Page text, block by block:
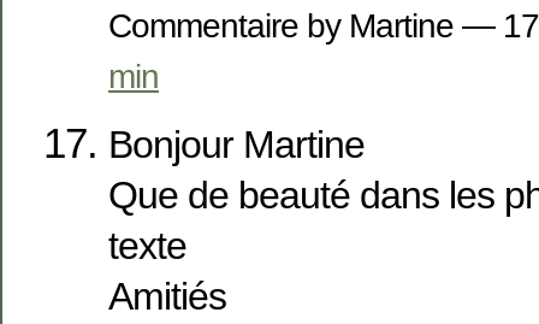
Commentaire by Martine —
min
Bonjour Martine
Que de beauté dans les
texte
Amitiés